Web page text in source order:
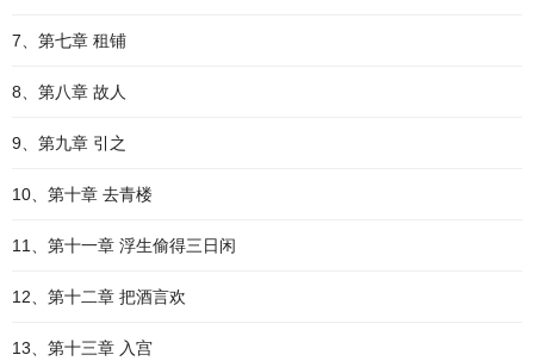
7、第七章 租铺
8、第八章 故人
9、第九章 引之
10、第十章 去青楼
11、第十一章 浮生偷得三日闲
12、第十二章 把酒言欢
13、第十三章 入宫